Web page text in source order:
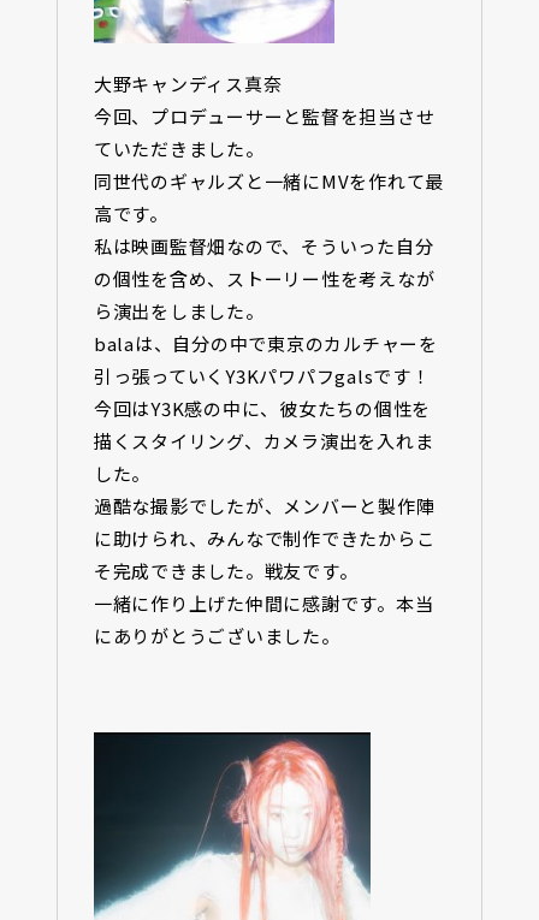
大野キャンディス真奈
今回、プロデューサーと監督を担当させ
ていただきました。
同世代のギャルズと一緒にMVを作れて最
高です。
私は映画監督畑なので、そういった自分
の個性を含め、ストーリー性を考えなが
ら演出をしました。
balaは、自分の中で東京のカルチャーを
引っ張っていくY3Kパワパフgalsです！
今回はY3K感の中に、彼女たちの個性を
描くスタイリング、カメラ演出を入れま
した。
過酷な撮影でしたが、メンバーと製作陣
に助けられ、みんなで制作できたからこ
そ完成できました。戦友です。
一緒に作り上げた仲間に感謝です。本当
にありがとうございました。